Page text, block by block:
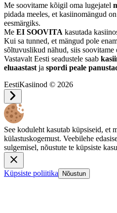
Me soovitame kõigil oma lugejatel
pidada meeles, et kasiinomängud
eesmärgiks.
Me EI SOOVITA kasutada
Kui sa tunned, et mängud pole
sõltuvuslikud nähud, siis soovitame
Vastavalt Eesti seadustele saab
eluaastast ja spordi peale
EestiKasiinod © 2026
See koduleht kasutab küpsiseid, et
külastuskogemust. Veebilehe
sulgemisel, nõustute te küpsiste
Küpsiste poliitika Nõustun